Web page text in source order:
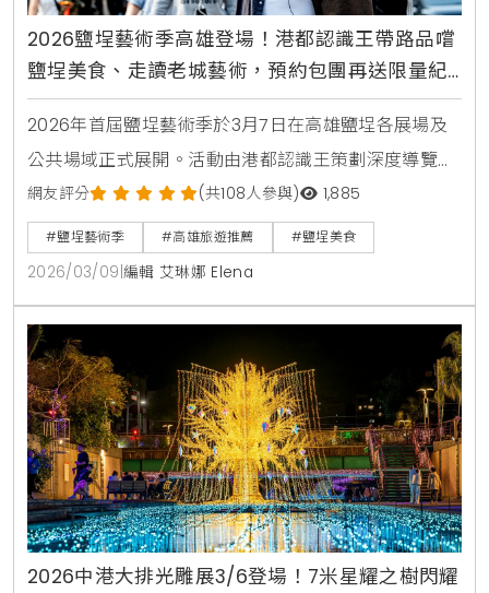
2026鹽埕藝術季高雄登場！港都認識王帶路品嚐
鹽埕美食、走讀老城藝術，預約包團再送限量紀
念小物
2026年首屆鹽埕藝術季於3月7日在高雄鹽埕各展場及
公共場域正式展開。活動由港都認識王策劃深度導覽，
結合在地美食與歷史場域走讀，邀請20組國內外藝術家
以「鹽域共振」為題，串聯20組作品與11個展點。民眾
可透過主題走讀深入老城巷弄，體驗與眾不同的港都日
常美學。
網友評分 (共108人參與) 1,885
#鹽埕藝術季 #高雄旅遊推薦 #鹽埕美食
2026/03/09 編輯 艾琳娜 Elena
2026中港大排光雕展3/6登場！7米星耀之樹閃耀